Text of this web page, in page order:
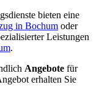
bieten eine
in Bochum oder
Leistungen
.
Angebote für
erhalten Sie